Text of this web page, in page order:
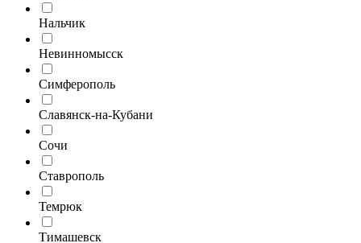
Нальчик
Невинномысск
Симферополь
Славянск-на-Кубани
Сочи
Ставрополь
Темрюк
Тимашевск